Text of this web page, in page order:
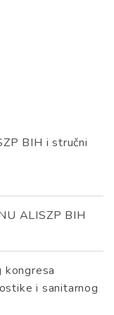
BIH i stručni
ALISZP BIH
kongresa
i sanitarnog